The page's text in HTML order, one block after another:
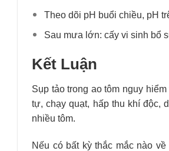
Theo dõi pH buổi chiều, pH
Sau mưa lớn: cấy vi sinh bổ
Kết Luận
Sụp tảo trong ao tôm nguy
tự, chạy quạt, hấp thu khí độc,
nhiều tôm.
Nếu có bất kỳ thắc mắc nào